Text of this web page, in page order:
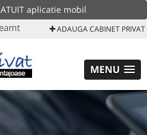
aplicatie mobil
ADAUGA CABINET PRIVAT
MENU